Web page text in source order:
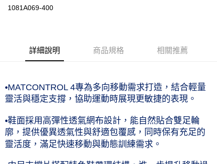
每筆NT$120，滿NT$1,500(含以上)免運費
1081A069-400
詳細說明 商品規格 相關推薦
•MATCONTROL 4專為多向移動需求打造，結合輕量
靈活與穩定支撐，協助運動時展現更敏捷的表現。
•鞋面採用高彈性透氣網布設計，能自然貼合雙足輪
廓，提供優異透氣性與舒適包覆感，同時保有充足的
靈活度，滿足快速移動與動態訓練需求。